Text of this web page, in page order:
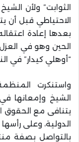
الاحتياطي قبل أن
بعدها إعادة
الحين وهو في
“أوهلي كيدار” في
واستنكرت
الشيخ وإمعانها
يتنافى مع الحقوق
الدولية، وعلى
بالتواصل بصفة